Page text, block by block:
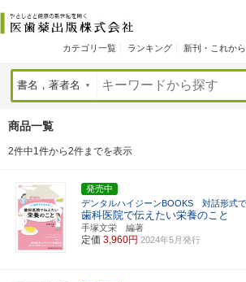
カテゴリ一覧 ランキング 新刊・これか
商品一覧
2件中1件から2件までを表示
発売中
デンタルハイジーンBOOKS 対話形式で
歯科医院で伝えたい栄養のこと
手塚文栄 編著
定価 3,960円 2024年5月発行